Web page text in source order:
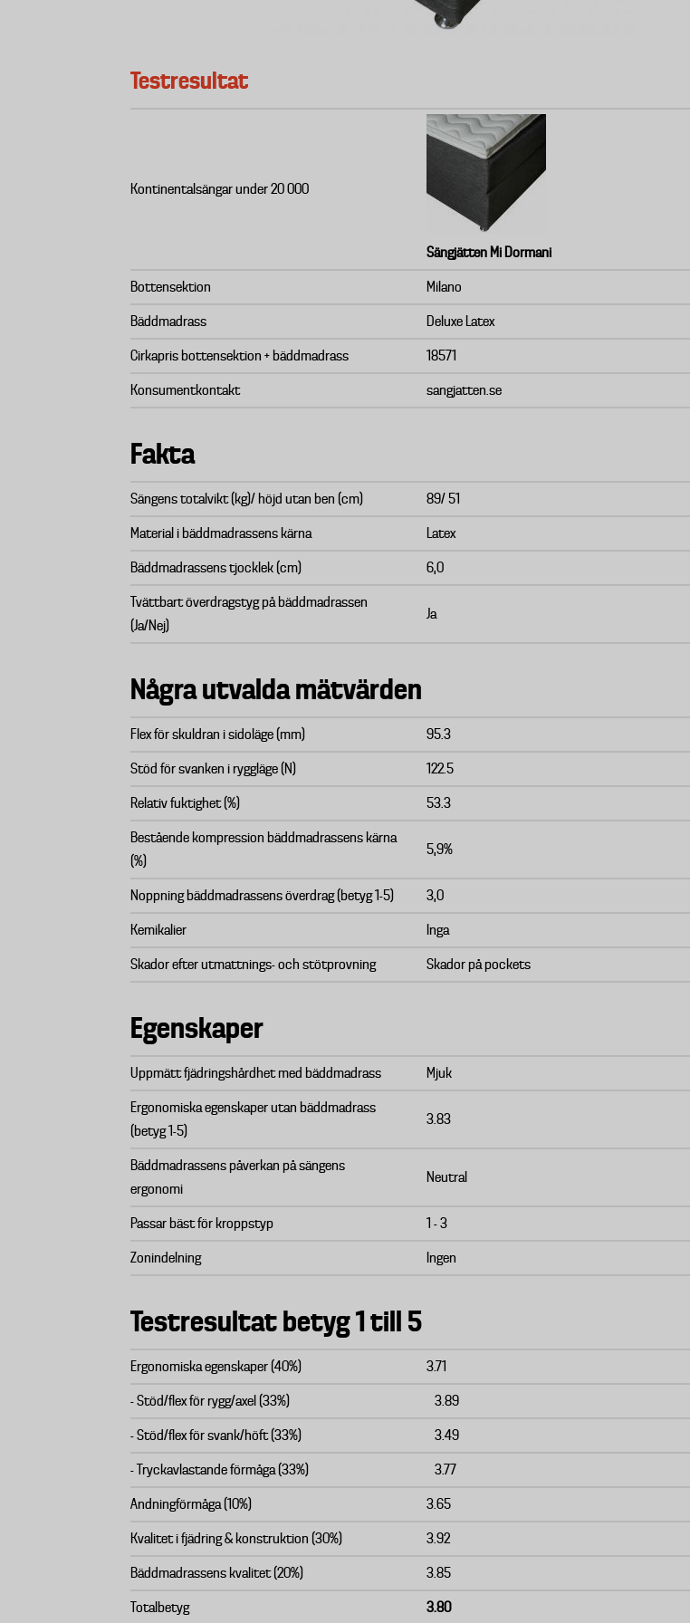
Testresultat
Kontinentalsängar under 20 000
Sängjätten Mi Dormani
Bottensektion Milano
Bäddmadrass Deluxe Latex
Cirkapris bottensektion + bäddmadrass 18571
Konsumentkontakt sangjatten.se
Fakta
Sängens totalvikt (kg)/ höjd utan ben (cm) 89/ 51
Material i bäddmadrassens kärna Latex
Bäddmadrassens tjocklek (cm) 6,0
Tvättbart överdragstyg på bäddmadrassen
(Ja/Nej)
Ja
Några utvalda mätvärden
Flex för skuldran i sidoläge (mm) 95.3
Stöd för svanken i ryggläge (N) 122.5
Relativ fuktighet (%) 53.3
Bestående kompression bäddmadrassens kärna
(%)
5,9%
Noppning bäddmadrassens överdrag (betyg 1-5) 3,0
Kemikalier Inga
Skador efter utmattnings- och stötprovning Skador på pockets
Egenskaper
Uppmätt fjädringshårdhet med bäddmadrass Mjuk
Ergonomiska egenskaper utan bäddmadrass
(betyg 1-5)
3.83
Bäddmadrassens påverkan på sängens
ergonomi
Neutral
Passar bäst för kroppstyp 1 - 3
Zonindelning Ingen
Testresultat betyg 1 till 5
Ergonomiska egenskaper (40%) 3.71
- Stöd/flex för rygg/axel (33%) 3.89
- Stöd/flex för svank/höft (33%) 3.49
- Tryckavlastande förmåga (33%) 3.77
Andningförmåga (10%) 3.65
Kvalitet i fjädring & konstruktion (30%) 3.92
Bäddmadrassens kvalitet (20%) 3.85
Totalbetyg 3.80